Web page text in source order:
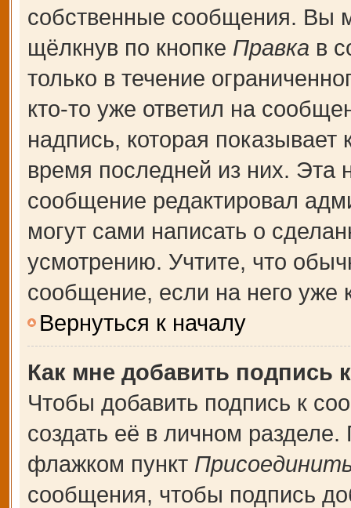
собственные сообщения. Вы
щёлкнув по кнопке Правка в
только в течение
кто-то уже ответил на
надпись, которая показывает
время последней из них. Эта
сообщение редактировал
могут сами написать о
усмотрению. Учтите, что
сообщение, если на него уже
Вернуться к началу
Как мне добавить подпись
Чтобы добавить подпись к
создать её в личном
флажком пункт
сообщения, чтобы подпись